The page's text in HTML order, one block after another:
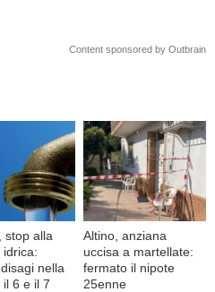
Content sponsored by Outbrain
stop alla
idrica:
nella
6 e il 7
Altino, anziana
uccisa a martellate:
fermato il nipote
25enne